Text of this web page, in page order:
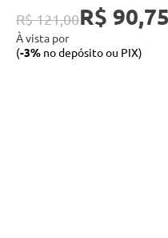
R$ 121,00R$ 90,75
À vista por
(-3% no depósito ou PIX)